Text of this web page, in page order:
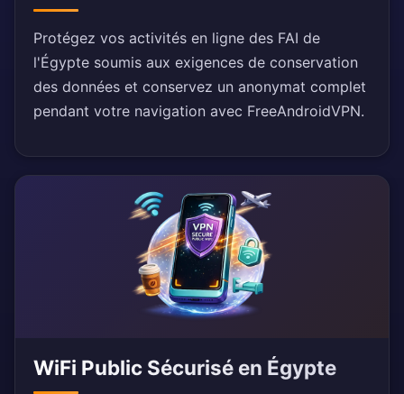
Protégez vos activités en ligne des FAI de
l'Égypte soumis aux exigences de conservation
des données et conservez un anonymat complet
pendant votre navigation avec FreeAndroidVPN.
WiFi Public Sécurisé en Égypte